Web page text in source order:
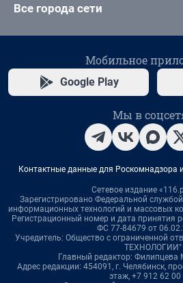
Все города сети
Мобильное
Google Play
Мы в
Контактные данные для Роскомнадзора
Сетевое издание
Зарегистрировано Федеральной
информационных технологий и массовых
Регистрационный номер и дата принятия
ФС 77-84679 от
Учредитель: Общество с ограниченной
ТЕХНОЛОГИИ"
Главный редактор: Филипцева
Адрес редакции: 454091, г. Челябинск,
этаж, +7 912 62 00